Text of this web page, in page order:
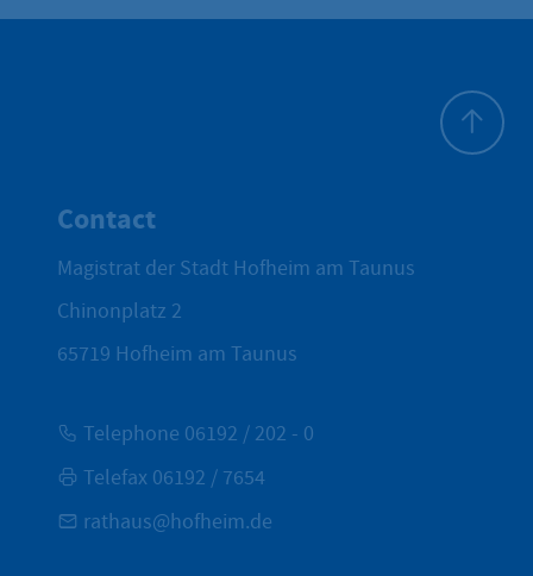
Contact
Magistrat der Stadt Hofheim am Taunus
Chinonplatz 2
65719 Hofheim am Taunus
Telephone 06192 / 202 - 0
Telefax 06192 / 7654
rathaus@hofheim.de